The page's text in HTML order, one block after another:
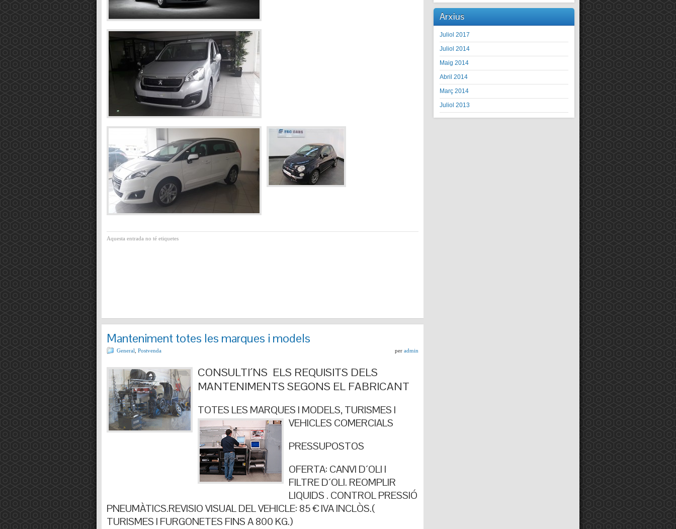
Aquesta entrada no té etiquetes
Manteniment totes les marques i models
General Postvenda per admin
CONSULTI´NS ELS REQUISITS DELS
MANTENIMENTS SEGONS EL FABRICANT
TOTES LES MARQUES I MODELS, TURISMES I
VEHICLES COMERCIALS
PRESSUPOSTOS
OFERTA: CANVI D´OLI I
FILTRE D´OLI. REOMPLIR
LIQUIDS . CONTROL PRESSIÓ
PNEUMÀTICS.REVISIO VISUAL DEL VEHICLE: 85 € IVA INCLÒS.(
TURISMES I FURGONETES FINS A 800 KG.)
Arxius
Juliol 2017
Juliol 2014
Maig 2014
Abril 2014
Març 2014
Juliol 2013